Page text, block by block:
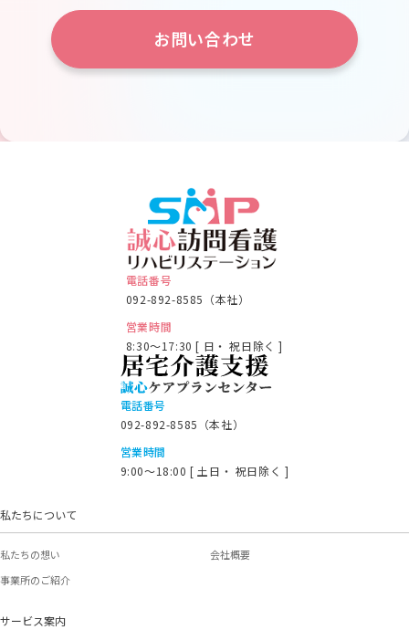
お問い合わせ
電話番号
092-892-8585（本社）
営業時間
8:30～17:30 [ 日・ 祝日除く ]
電話番号
092-892-8585（本社）
営業時間
9:00～18:00 [ 土日・ 祝日除く ]
私たちについて
私たちの想い
会社概要
事業所のご紹介
サービス案内